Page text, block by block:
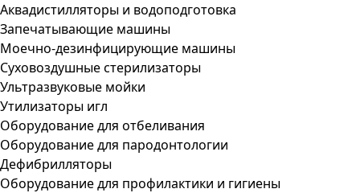
Аквадистилляторы и водоподготовка
Запечатывающие машины
Моечно-дезинфицирующие машины
Суховоздушные стерилизаторы
Ультразвуковые мойки
Утилизаторы игл
Оборудование для отбеливания
Оборудование для пародонтологии
Дефибрилляторы
Оборудование для профилактики и гигиены